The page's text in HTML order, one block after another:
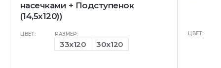
насечками + Подступенок
(14,5x120))
ЦВЕТ: РАЗМЕР:
33x120 30x120
ЦВЕТ: